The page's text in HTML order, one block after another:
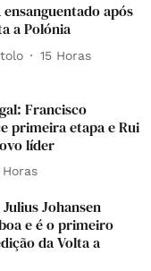
após
a Polónia
15 Horas
Francisco
primeira etapa e Rui
líder
Horas
Johansen
e é o primeiro
da Volta a